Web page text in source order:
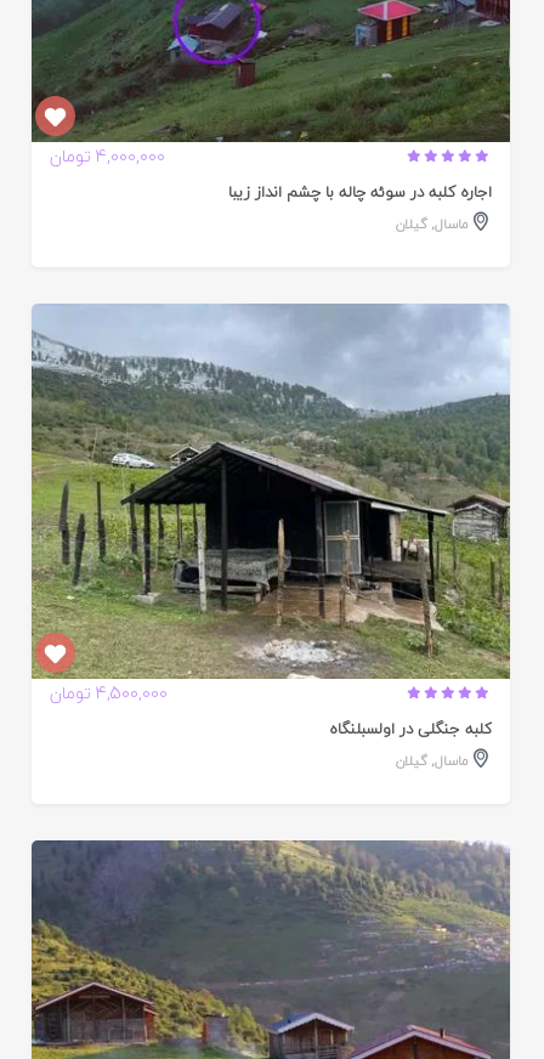
4,000,000 تومان
اجاره کلبه در سوئه چاله با چشم انداز زیبا
ماسال,گیلان
4,500,000 تومان
کلبه جنگلی در اولسبلنگاه
ماسال,گیلان